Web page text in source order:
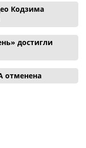
Кодзима
достигли
отменена